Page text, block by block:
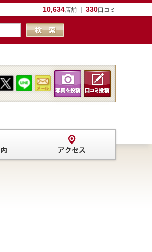
10,634店舗 ｜ 330口コミ